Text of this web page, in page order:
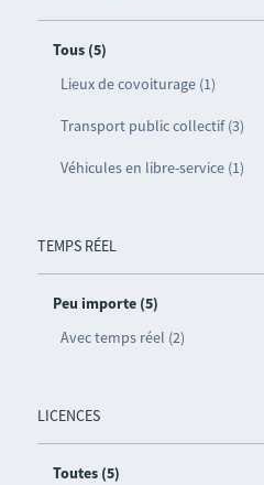
Tous (5)
Lieux de covoiturage (1)
Transport public collectif (3)
Véhicules en libre-service (1)
TEMPS RÉEL
Peu importe (5)
Avec temps réel (2)
LICENCES
Toutes (5)